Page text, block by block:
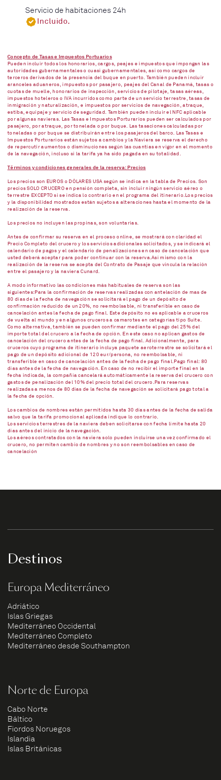
Servicio de habitaciones 24h
Incluido.
Concepto de Tasas e Impuestos Portuarios
Pueden incluir todos los honorarios, cargos, peajes e impuestos que impongan las
autoridades gubernamentales o cuasi gubernamentales, así como cargos de
terceros derivados de la presencia del buque en puerto. También pueden incluir
aranceles aduaneros, impuestos por pasajero, peajes del Canal de Panamá, tasas o
cuotas de muelle, honorarios de inspección, servicios de pilotaje, tasas aéreas,
impuestos hoteleros o IVA incurridos como parte de un servicio terrestre, tasas de
inmigración y naturalización, e impuestos por servicios de navegación, atraque,
estiba, equipaje y servicio de seguridad. También pueden incluir el NFC aplicable
por algunas navieras. Las Tasas e Impuestos Porturarios pueden ser calculados por
pasajero, por atraque, por tonelada o por buque. Las tasaciones calculadas por
toneladas o por buque se distribuirán entre los pasajeros del barco. Las Tasas e
Impuestos Porturarios están sujetos a cambios y la Naviera se reserva el derecho
de repercutir aumentos o disminuciones según las cuantías en vigor en el momento
de la navegación, incluso si la tarifa ya ha sido pagada en su totalidad.
Términos y condiciones generales de la reserva: Precios
Los precios son EUROS o DÓLARES USA según se indica en la tabla de Precios. Son
precios SOLO CRUCERO en pensión completa, sin incluir ningún servicio aéreo o
terrestre EXCEPTO si se indica lo contrario en el programa del itinerario.Los precios
y la disponibilidad mostrados están sujetos a alteraciones hasta el momento de la
realización de la reserva.
Los precios no incluyen las propinas, son voluntarias.
Antes de confirmar su reserva en el proceso online, se mostrará con claridad el
Precio Completo del crucero y los servicios adicionales solicitados, y se indicará el
calendario de pagos y el calendario de penalizaciones en caso de cancelación que
usted deberá aceptar para poder continuar con la reserva.Así mismo con la
realización de la reserva se acepta del Contrato de Pasaje que vincula la relación
entre el pasajero y la naviera Cunard.
A modo informativo las condiciones más habituales de reserva son las
siguientes:Para la confirmación de reservas realizadas con antelación de mas de
80 días de la fecha de navegación se solicitará el pago de un depósito de
confirmación reducido de un 20%, no reembolsable, ni transferible en caso de
cancelación antes la fecha de pago final. Este depósito no es aplicable a cruceros
de vuelta al mundo y en algunos cruceros a camarotes en categorías tipo Suite.
Como alternativa, también se pueden confirmar mediante el pago del 25% del
importe total del crucero a la fecha de opción. En este caso no aplican gastos de
cancelación del crucero antes de la fecha de pago final. Adicionalmente, para
cruceros cuyo programa de itinerario incluya paquete aeroterrestre se solicitará el
pago de un depósito adicional de 120 eur/persona, no reembolsable, ni
transferible en caso de cancelación antes de la fecha de pago final.Pago final: 80
días antes de la fecha de navegación. En caso de no recibir el importe final en la
fecha indicada, la compañía cancelará automáticamente la reserva del crucero con
gastos de penalización del 10% del precio total del crucero.Para reservas
realizadas a menos de 80 días de la fecha de navegación se solicitará pago total a
la fecha de opción.
Los cambios de nombres están permitidos hasta 30 días antes de la fecha de salida
salvo que la tarifa promocional aplicada indique lo contrario.
Los servicios terrestres de la naviera deben solicitarse con fecha límite hasta 20
días antes del inicio de la navegación.
Los aéreos contratados con la naviera solo pueden incluirse una vez confirmado el
crucero, no permiten cambio de nombres y no son reembolsables en caso de
cancelación
Destinos
Europa Mediterráneo
Adriático
Islas Griegas
Mediterráneo Occidental
Mediterráneo Completo
Mediterráneo desde Southampton
Norte de Europa
Cabo Norte
Báltico
Fiordos Noruegos
Islandia
Islas Británicas